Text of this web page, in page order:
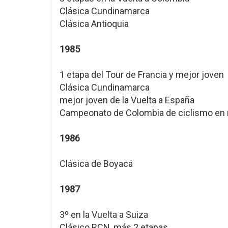
Clásica Cundinamarca
Clásica Antioquia
1985
1 etapa del Tour de Francia y mejor joven
Clásica Cundinamarca
mejor joven de la Vuelta a España
Campeonato de Colombia de ciclismo en
1986
Clásica de Boyacá
1987
3º en la Vuelta a Suiza